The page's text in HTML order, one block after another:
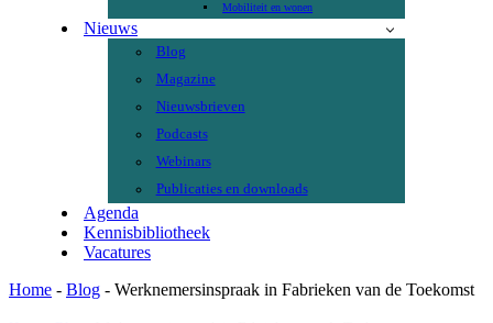
Mobiliteit en wonen
Nieuws
Blog
Magazine
Nieuwsbrieven
Podcasts
Webinars
Publicaties en downloads
Agenda
Kennisbibliotheek
Vacatures
Home - Blog - Werknemersinspraak in Fabrieken van de Toekomst